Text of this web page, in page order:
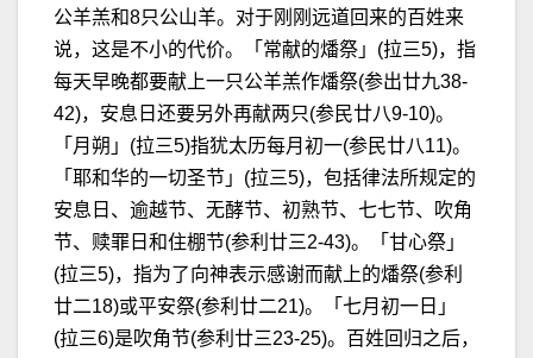
公羊羔和8只公山羊。对于刚刚远道回来的百姓来
说，这是不小的代价。「常献的燔祭」(拉三5)，指
每天早晚都要献上一只公羊羔作燔祭(参出廿九38-
42)，安息日还要另外再献两只(参民廿八9-10)。
「月朔」(拉三5)指犹太历每月初一(参民廿八11)。
「耶和华的一切圣节」(拉三5)，包括律法所规定的
安息日、逾越节、无酵节、初熟节、七七节、吹角
节、赎罪日和住棚节(参利廿三2-43)。「甘心祭」
(拉三5)，指为了向神表示感谢而献上的燔祭(参利
廿二18)或平安祭(参利廿二21)。「七月初一日」
(拉三6)是吹角节(参利廿三23-25)。百姓回归之后，